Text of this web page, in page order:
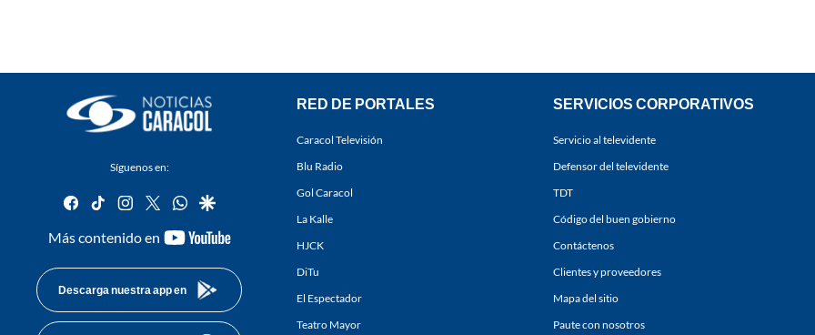
Síguenos en:
facebook
tiktok instagram
twitterwhatsapp
google
Más contenido en
youtube-
Descarga nuestra app en
RED DE PORTALES
Caracol Televisión
Blu Radio
Gol Caracol
La Kalle
HJCK
DiTu
El Espectador
Teatro Mayor
SERVICIOS CORPORATIVOS
Servicio al televidente
Defensor del televidente
TDT
Código del buen gobierno
Contáctenos
Clientes y proveedores
Mapa del sitio
Paute con nosotros